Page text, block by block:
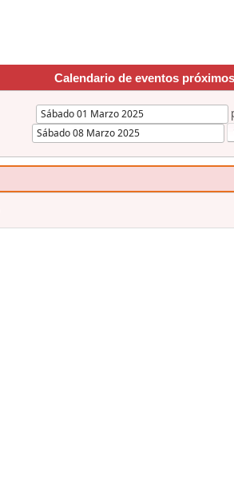
Calendario de eventos próximos